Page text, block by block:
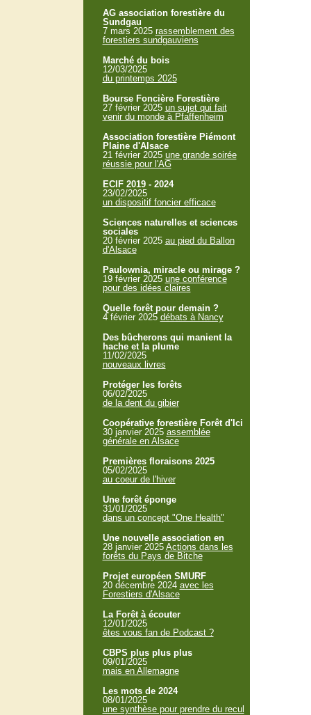
AG association forestière du
Sundgau
7 mars 2025 rassemblement des
forestiers sundgauviens
Marché du bois
12/03/2025
du printemps 2025
Bourse Foncière Forestière
27 février 2025 un sujet qui fait
venir du monde à Pfaffenheim
Association forestière Piémont
Plaine d'Alsace
21 février 2025 une grande soirée
réussie pour l'AG
ECIF 2019 - 2024
23/02/2025
un dispositif foncier efficace
Sciences naturelles et sciences
sociales
20 février 2025 au pied du Ballon
d'Alsace
Paulownia, miracle ou mirage ?
19 février 2025 une conférence
pour des idées claires
Quelle forêt pour demain ?
4 février 2025 débats à Nancy
Des bûcherons qui manient la
hache et la plume
11/02/2025
nouveaux livres
Protéger les forêts
06/02/2025
de la dent du gibier
Coopérative forestière Forêt d'Ici
30 janvier 2025 assemblée
générale en Alsace
Premières floraisons 2025
05/02/2025
au coeur de l'hiver
Une forêt éponge
31/01/2025
dans un concept "One Health"
Une nouvelle association en
28 janvier 2025 Actions dans les
forêts du Pays de Bitche
Projet européen SMURF
20 décembre 2024 avec les
Forestiers d'Alsace
La Forêt à écouter
12/01/2025
êtes vous fan de Podcast ?
CBPS plus plus plus
09/01/2025
mais en Allemagne
Les mots de 2024
08/01/2025
une synthèse pour prendre du recul